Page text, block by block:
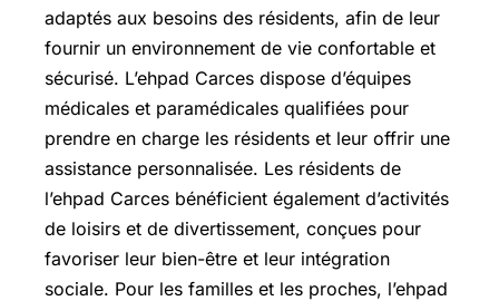
adaptés aux besoins des résidents, afin de leur
fournir un environnement de vie confortable et
sécurisé. L’ehpad Carces dispose d’équipes
médicales et paramédicales qualifiées pour
prendre en charge les résidents et leur offrir une
assistance personnalisée. Les résidents de
l’ehpad Carces bénéficient également d’activités
de loisirs et de divertissement, conçues pour
favoriser leur bien-être et leur intégration
sociale. Pour les familles et les proches, l’ehpad